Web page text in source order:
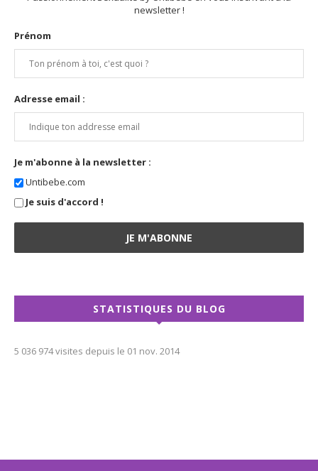
newsletter !
Prénom
Adresse email :
Je m'abonne à la newsletter :
Untibebe.com
Je suis d'accord !
STATISTIQUES DU BLOG
5 036 974 visites depuis le 01 nov. 2014